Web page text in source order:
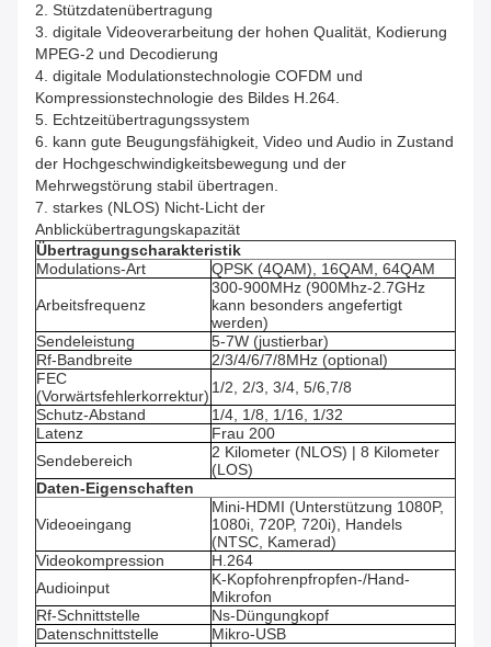
2. Stützdatenübertragung
3. digitale Videoverarbeitung der hohen Qualität, Kodierung
MPEG-2 und Decodierung
4. digitale Modulationstechnologie COFDM und
Kompressionstechnologie des Bildes H.264.
5. Echtzeitübertragungssystem
6. kann gute Beugungsfähigkeit, Video und Audio in Zustand
der Hochgeschwindigkeitsbewegung und der
Mehrwegstörung stabil übertragen.
7. starkes (NLOS) Nicht-Licht der
Anblickübertragungskapazität
Übertragungscharakteristik
Modulations-Art
QPSK (4QAM), 16QAM, 64QAM
Arbeitsfrequenz
300-900MHz (900Mhz-2.7GHz
kann besonders angefertigt
werden)
Sendeleistung
5-7W (justierbar)
Rf-Bandbreite
2/3/4/6/7/8MHz (optional)
FEC
(Vorwärtsfehlerkorrektur) 1/2, 2/3, 3/4, 5/6,7/8
Schutz-Abstand
1/4, 1/8, 1/16, 1/32
Latenz
Frau 200
Sendebereich
2 Kilometer (NLOS) | 8 Kilometer
(LOS)
Daten-Eigenschaften
Videoeingang
Mini-HDMI (Unterstützung 1080P,
1080i, 720P, 720i), Handels
(NTSC, Kamerad)
Videokompression
H.264
Audioinput
K-Kopfohrenpfropfen-/Hand-
Mikrofon
Rf-Schnittstelle
Ns-Düngungkopf
Datenschnittstelle
Mikro-USB